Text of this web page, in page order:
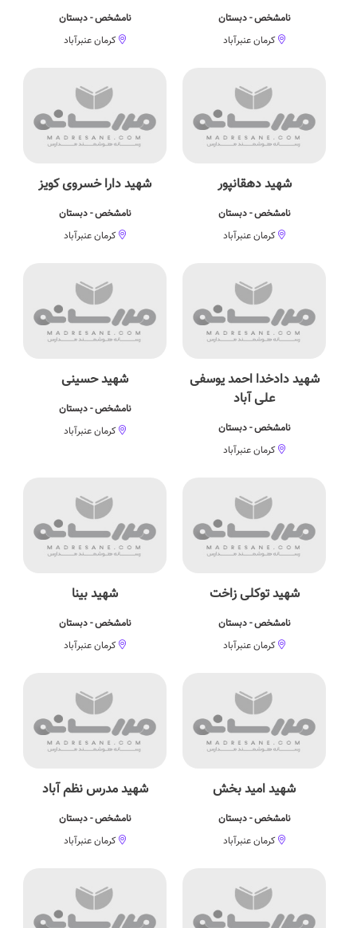
نامشخص - دبستان
کرمان عنبرآباد
نامشخص - دبستان
کرمان عنبرآباد
شهید دهقانپور
نامشخص - دبستان
کرمان عنبرآباد
شهید دارا خسروی کویز
نامشخص - دبستان
کرمان عنبرآباد
شهید دادخدا احمد یوسفی
علی آباد
نامشخص - دبستان
کرمان عنبرآباد
شهید حسینی
نامشخص - دبستان
کرمان عنبرآباد
شهید توکلی زاخت
نامشخص - دبستان
کرمان عنبرآباد
شهید بینا
نامشخص - دبستان
کرمان عنبرآباد
شهید امید بخش
نامشخص - دبستان
کرمان عنبرآباد
شهید مدرس نظم آباد
نامشخص - دبستان
کرمان عنبرآباد